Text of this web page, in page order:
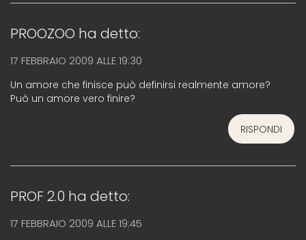
PROOZOO ha detto:
17 FEBBRAIO 2009 ALLE 19:30
Un amore che finisce può definirsi realmente amore?
Può un amore vero finire?
RISPONDI
PROF 2.0 ha detto:
17 FEBBRAIO 2009 ALLE 19:45